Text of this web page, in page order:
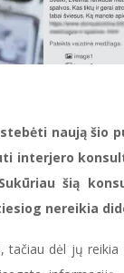
naują šio
interjero
šią
nereikia
tačiau dėl jų